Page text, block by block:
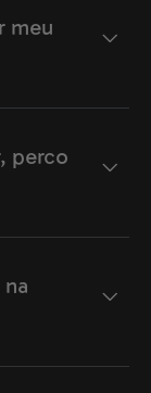
meu
perco